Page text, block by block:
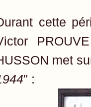
cette
met
" :